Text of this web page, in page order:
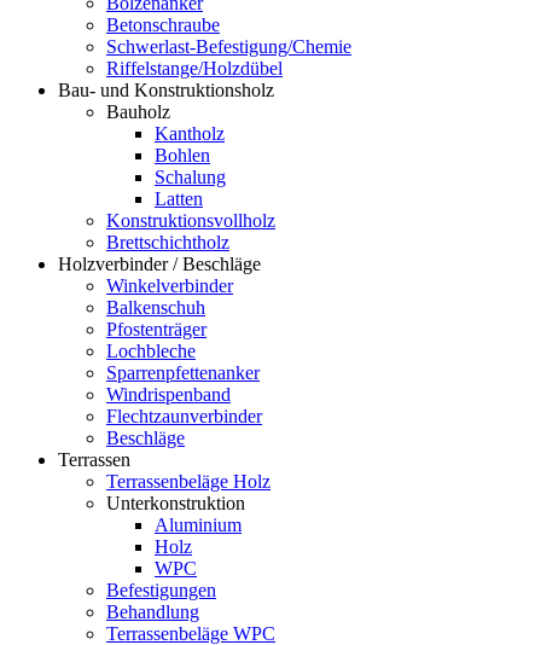
Betonschraube
Schwerlast-Befestigung/Chemie
Riffelstange/Holzdübel
Bau- und Konstruktionsholz
Bauholz
Kantholz
Bohlen
Schalung
Latten
Konstruktionsvollholz
Brettschichtholz
Holzverbinder / Beschläge
Winkelverbinder
Balkenschuh
Pfostenträger
Lochbleche
Sparrenpfettenanker
Windrispenband
Flechtzaunverbinder
Beschläge
Terrassen
Terrassenbeläge Holz
Unterkonstruktion
Aluminium
Holz
WPC
Befestigungen
Behandlung
Terrassenbeläge WPC